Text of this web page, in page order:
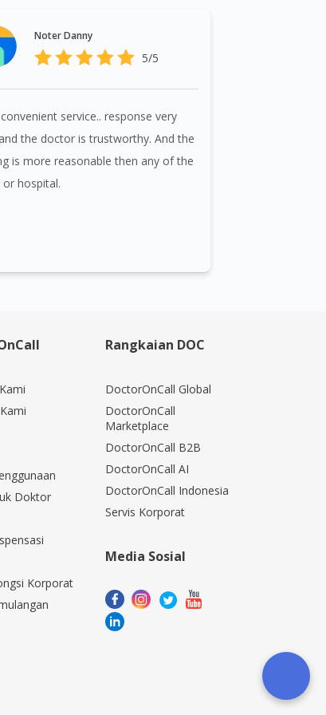
Noter Danny
5/5
service.. response very
the doctor is trustworthy. And the
is more reasonable then any of the
or hospital.
Doktor
Korporat
Rangkaian DOC
DoctorOnCall Global
DoctorOnCall
Marketplace
DoctorOnCall B2B
DoctorOnCall AI
DoctorOnCall Indonesia
Servis Korporat
Media Sosial